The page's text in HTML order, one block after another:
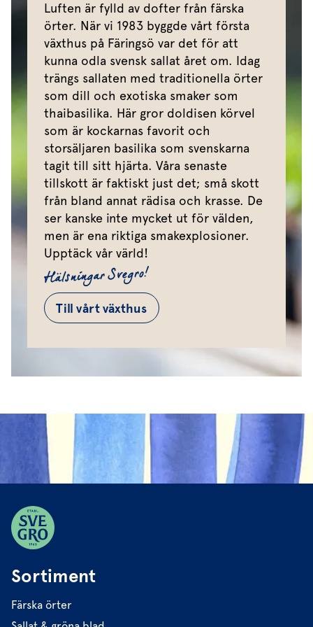
Luften är fylld av dofter från färska
örter. När vi 1983 byggde vårt första
växthus på Färingsö var det för att
kunna odla svensk sallat året om. Idag
trängs sallaten med traditionella örter
som dill och exotiska smaker som
thaibasilika. Här gror doldisen körvel
som är kockarnas favorit och
storsäljaren basilika som svenskarna
tagit till sitt hjärta. Våra senaste
tillskott är faktiskt just det; små skott
från bland annat rädisa och krasse. De
ser kanske inte mycket ut för välden,
men är ena riktiga smakexplosioner.
Upptäck vår värld!
Hälsningar Svegro!
Till vårt växthus
Sortiment
Färska örter